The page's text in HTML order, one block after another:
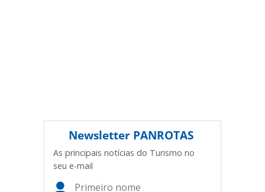
Newsletter PANROTAS
As principais notícias do Turismo no
seu e-mail